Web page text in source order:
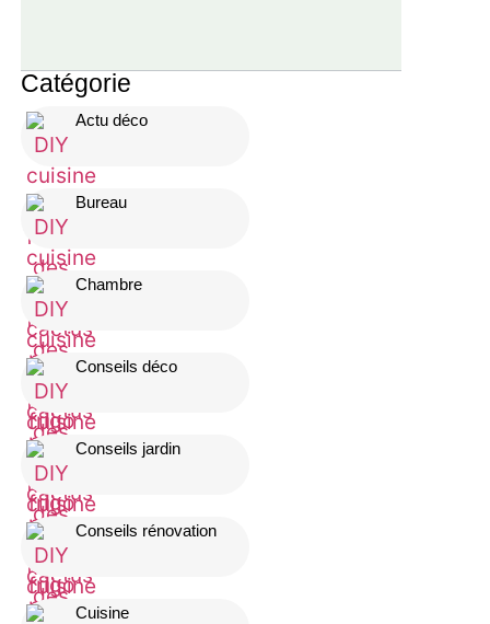
Catégorie
Actu déco
Bureau
Chambre
Conseils déco
Conseils jardin
Conseils rénovation
Cuisine